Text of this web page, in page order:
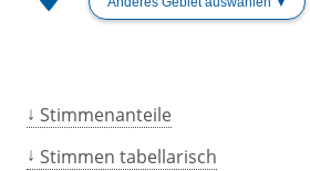
Stimmenanteile
Stimmen tabellarisch